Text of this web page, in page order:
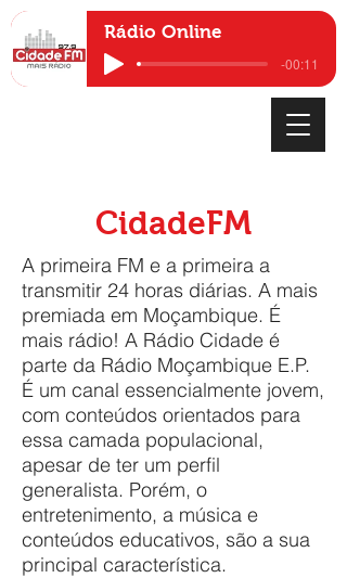
Rádio Online
-00:11
CidadeFM
A primeira FM e a primeira a
transmitir 24 horas diárias. A mais
premiada em Moçambique. É
mais rádio! A Rádio Cidade é
parte da Rádio Moçambique E.P.
É um canal essencialmente jovem,
com conteúdos orientados para
essa camada populacional,
apesar de ter um perfil
generalista. Porém, o
entretenimento, a música e
conteúdos educativos, são a sua
principal característica.